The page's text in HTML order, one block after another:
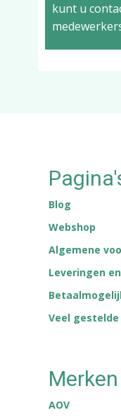
kunt u
Blog
Webshop
Algemene
Leveringen
Veel
Merken
AOV